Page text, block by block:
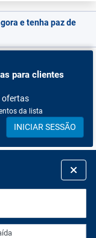
e tenha paz de
para clientes
ofertas
da lista
INICIAR SESSÃO